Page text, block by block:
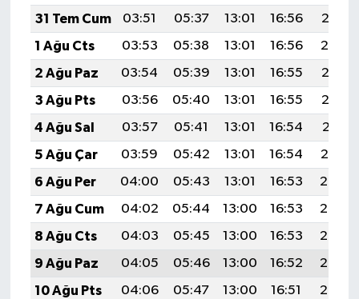
31 Tem Cum
03:51 05:37 13:01 16:56
20:15
1 Ağu Cts
03:53 05:38 13:01 16:56
20:14
2 Ağu Paz
03:54 05:39 13:01 16:55
20:13
3 Ağu Pts
03:56 05:40 13:01 16:55
20:12
4 Ağu Sal
03:57 05:41 13:01 16:54
20:11
5 Ağu Çar
03:59 05:42 13:01 16:54
20:10
6 Ağu Per
04:00 05:43 13:01 16:53
20:08
7 Ağu Cum
04:02 05:44 13:00 16:53
20:07
8 Ağu Cts
04:03 05:45 13:00 16:53
20:06
9 Ağu Paz
04:05 05:46 13:00 16:52
20:05
10 Ağu Pts
04:06 05:47 13:00 16:51
20:03